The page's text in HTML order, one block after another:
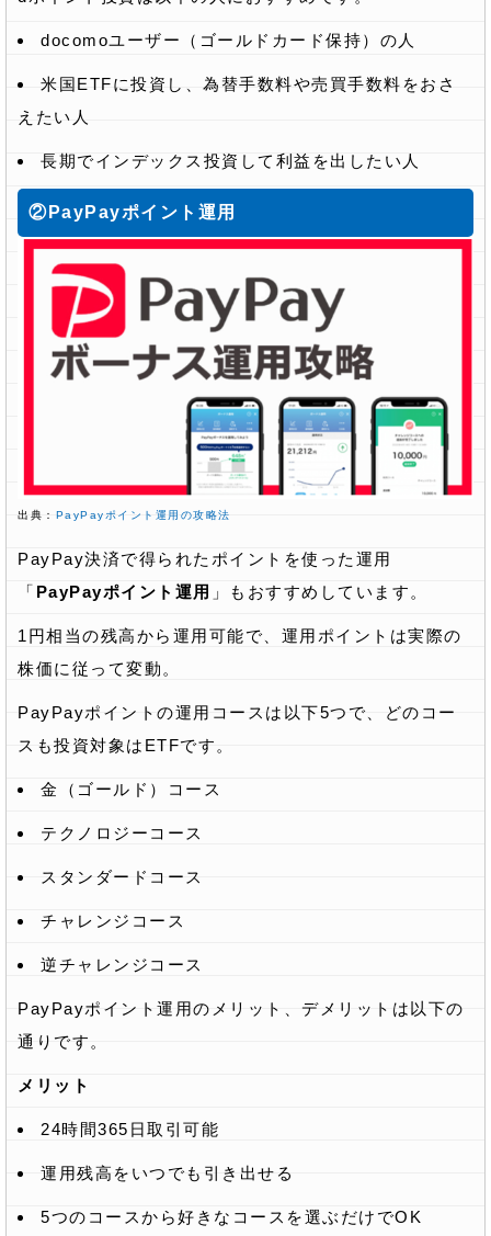
docomoユーザー（ゴールドカード保持）の人
米国ETFに投資し、為替手数料や売買手数料をおさ
えたい人
長期でインデックス投資して利益を出したい人
②PayPayポイント運用
出典： PayPayポイント運用の攻略法
PayPay決済で得られたポイントを使った運用
「 PayPayポイント運用 」もおすすめしています。
1円相当の残高から運用可能で、運用ポイントは実際の
株価に従って変動。
PayPayポイントの運用コースは以下5つで、どのコー
スも投資対象はETFです。
金（ゴールド）コース
テクノロジーコース
スタンダードコース
チャレンジコース
逆チャレンジコース
PayPayポイント運用のメリット、デメリットは以下の
通りです。
メリット
24時間365日取引可能
運用残高をいつでも引き出せる
5つのコースから好きなコースを選ぶだけでOK